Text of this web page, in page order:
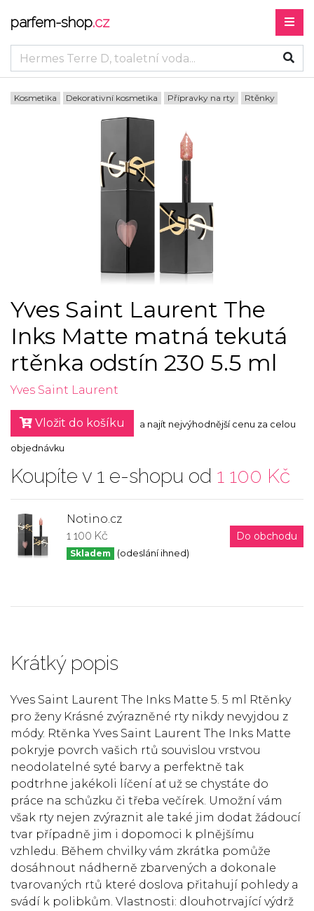
parfem-shop.cz
Kosmetika Dekorativní kosmetika Přípravky na rty Rtěnky
Yves Saint Laurent The
Inks Matte matná tekutá
rtěnka odstín 230 5.5 ml
Yves Saint Laurent
Vložit do košíku a najít nejvýhodnější cenu za celou
objednávku
Koupíte v 1 e-shopu od 1 100 Kč
Notino.cz
1 100 Kč
Skladem (odeslání ihned)
Do obchodu
Krátký popis
Yves Saint Laurent The Inks Matte 5. 5 ml Rtěnky
pro ženy Krásné zvýrazněné rty nikdy nevyjdou z
módy. Rtěnka Yves Saint Laurent The Inks Matte
pokryje povrch vašich rtů souvislou vrstvou
neodolatelné syté barvy a perfektně tak
podtrhne jakékoli líčení ať už se chystáte do
práce na schůzku či třeba večírek. Umožní vám
však rty nejen zvýraznit ale také jim dodat žádoucí
tvar případně jim i dopomoci k plnějšímu
vzhledu. Během chvilky vám zkrátka pomůže
dosáhnout nádherně zbarvených a dokonale
tvarovaných rtů které doslova přitahují pohledy a
svádí k polibkům. Vlastnosti: dlouhotrvající výdrž